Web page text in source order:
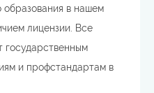
образования в нашем
лицензии. Все
государственным
и профстандартам в